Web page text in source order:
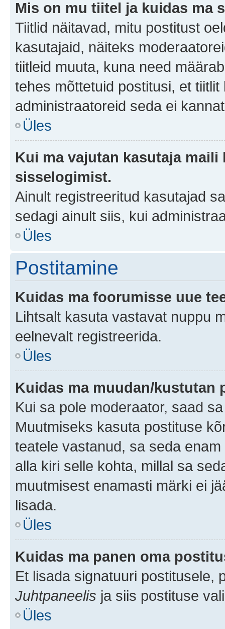
Mis on mu tiitel ja kuidas ma
Tiitlid näitavad, mitu postitust
kasutajaid, näiteks
tiitleid muuta, kuna need
tehes mõttetuid postitusi, et
administraatoreid seda ei
Üles
Kui ma vajutan kasutaja
sisselogimist.
Ainult registreeritud kasutajad
sedagi ainult siis, kui
Üles
Postitamine
Kuidas ma foorumisse uue
Lihtsalt kasuta vastavat nuppu
eelnevalt registreerida.
Üles
Kuidas ma muudan/kustutan
Kui sa pole moderaator, saad
Muutmiseks kasuta postituse
teatele vastanud, sa seda
alla kiri selle kohta, millal sa
muutmisest enamasti märki ei
lisada.
Üles
Kuidas ma panen oma
Et lisada signatuuri postitusele,
Juhtpaneelis ja siis postituse
Üles